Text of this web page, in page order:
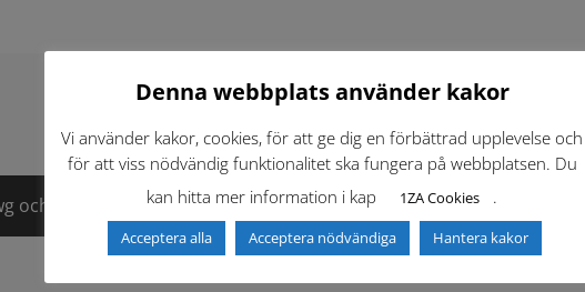
och pdf) Dokumentbibliotek Kontaktlista
Denna webbplats använder kakor
Vi använder kakor, cookies, för att ge dig en förbättrad upplevelse och
för att viss nödvändig funktionalitet ska fungera på webbplatsen. Du
kan hitta mer information i kap
1ZA Cookies .
Acceptera alla Acceptera nödvändiga Hantera kakor